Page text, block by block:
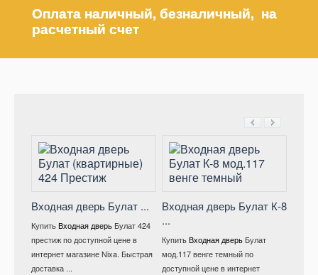
Оплата наличный, безналичный, на
расчетный счет
Входная дверь Булат ...
Купить Входная дверьБулат 424
престиж по доступной цене в
интернет магазине Nixa. Быстрая
доставка ...
Входная дверь Булат К-8
...
Купить Входная дверьБулат
мод.117 венге темный по
доступной цене в интернет